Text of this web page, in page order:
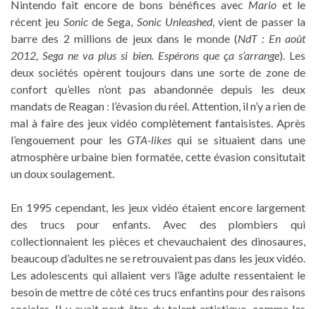
Nintendo fait encore de bons bénéfices avec Mario et le
récent jeu Sonicde Sega, Sonic Unleashed, vient de passer la
barre des 2 millions de jeux dans le monde (NdT : En août
2012, Sega ne va plus si bien. Espérons que ça s’arrange). Les
deux sociétés opèrent toujours dans une sorte de zone de
confort qu’elles n’ont pas abandonnée depuis les deux
mandats de Reagan : l’évasion du réel. Attention, il n’y a rien de
mal à faire des jeux vidéo complètement fantaisistes. Après
l’engouement pour lesGTA-likes qui se situaient dans une
atmosphère urbaine bien formatée, cette évasion consitutait
un doux soulagement.
En 1995 cependant, les jeux vidéo étaient encore largement
des trucs pour enfants. Avec des plombiers qui
collectionnaient les pièces et chevauchaient des dinosaures,
beaucoup d’adultes ne se retrouvaient pas dans les jeux vidéo.
Les adolescents qui allaient vers l’âge adulte ressentaient le
besoin de mettre de côté ces trucs enfantins pour des raisons